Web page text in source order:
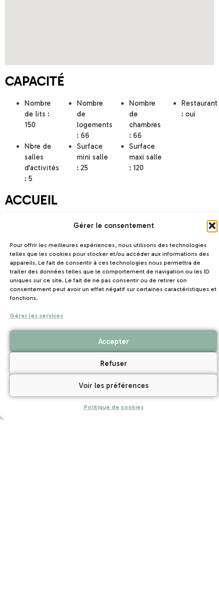
Gérer le consentement
Pour offrir les meilleures expériences, nous utilisons des technologies
telles que les cookies pour stocker et/ou accéder aux informations des
appareils. Le fait de consentir à ces technologies nous permettra de
traiter des données telles que le comportement de navigation ou les ID
uniques sur ce site. Le fait de ne pas consentir ou de retirer son
consentement peut avoir un effet négatif sur certaines caractéristiques et
fonctions.
Gérer les services
Accepter
Refuser
Voir les préférences
Politique de cookies
CAPACITÉ
Nombre
de lits :
150
Nombre
de
logements
: 66
Nombre
de
chambres
: 66
Restaurant
: oui
Nbre de
salles
d’activités
: 5
Surface
mini salle
: 25
Surface
maxi salle
: 120
ACCUEIL
Accueil
jeunes
adultes
Accueil
handicap
séminaire
Accueil
individuel
Accueil
week-
end
Accueil
pension
Accueil
nuitée
MarsAvril Mai Juin JuilletAoûtSeptembre
OctobreNovembre
DISTINCTIONS & AGRÉMENTS
Labels classements & distinctions
ISO 14001